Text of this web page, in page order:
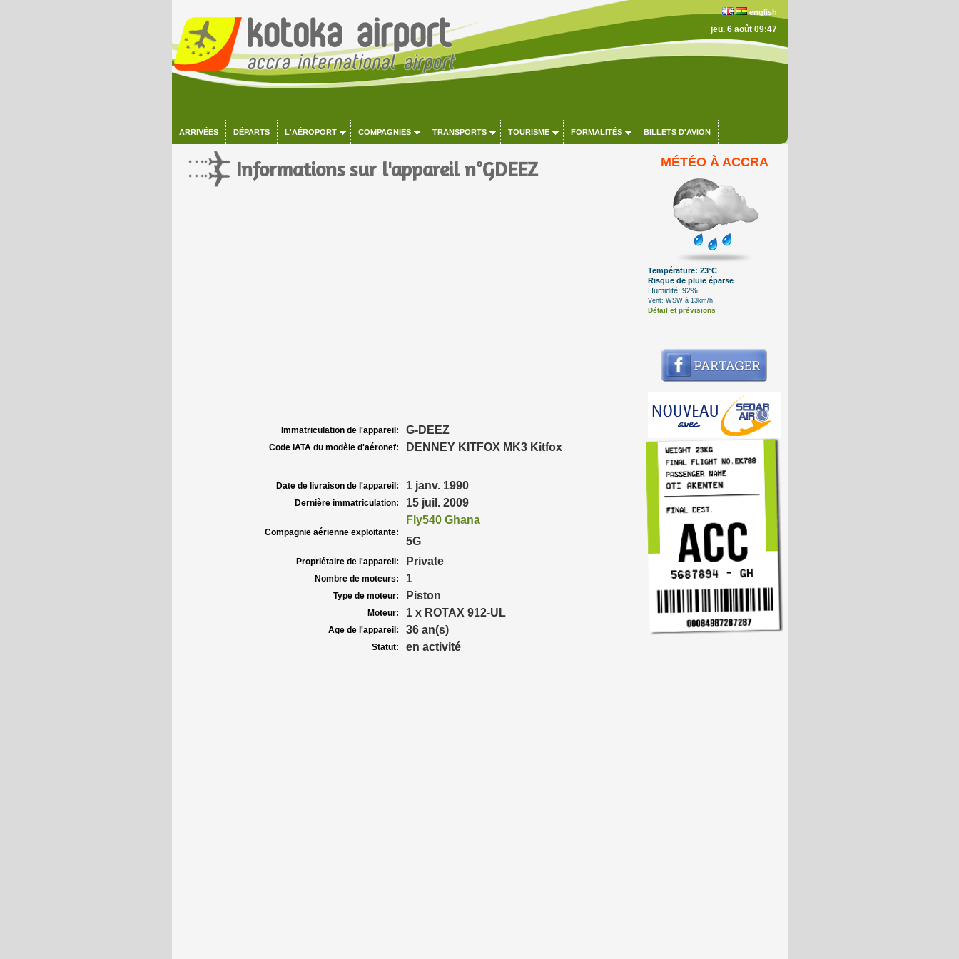
english
jeu. 6 août 09:47
ARRIVÉES DÉPARTS L'AÉROPORT COMPAGNIES TRANSPORTS TOURISME FORMALITÉS BILLETS D'AVION
Informations sur l'appareil n°GDEEZ
Immatriculation de l'appareil: G-DEEZ
Code IATA du modèle d'aéronef: DENNEY KITFOX MK3 Kitfox
Date de livraison de l'appareil: 1 janv. 1990
Dernière immatriculation: 15 juil. 2009
Compagnie aérienne exploitante:
Fly540 Ghana
5G
Propriétaire de l'appareil: Private
Nombre de moteurs: 1
Type de moteur: Piston
Moteur: 1 x ROTAX 912-UL
Age de l'appareil: 36 an(s)
Statut: en activité
MÉTÉO À ACCRA
Température: 23°C
Risque de pluie éparse
Humidité: 92%
Vent: WSW à 13km/h
Détail et prévisions